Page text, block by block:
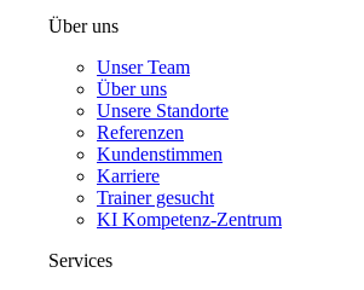
Über uns
Unser Team
Über uns
Unsere Standorte
Referenzen
Kundenstimmen
Karriere
Trainer gesucht
KI Kompetenz-Zentrum
Services